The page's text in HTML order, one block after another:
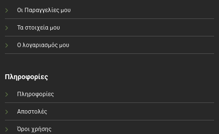
Οι Παραγγελίες μου
Τα στοιχεία μου
Ο λογαριασμός μου
Πληροφορίες
Πληροφορίες
Αποστολές
Όροι χρήσης